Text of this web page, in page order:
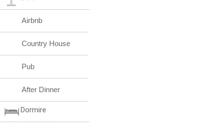
Airbnb
Country House
Pub
After Dinner
Dormire